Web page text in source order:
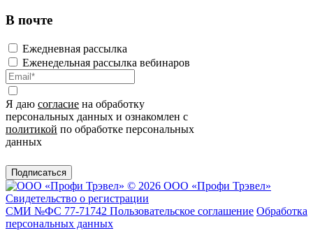
В почте
Ежедневная рассылка
Еженедельная рассылка вебинаров
Я даю согласие на обработку
персональных данных и ознакомлен с
политикой по обработке персональных
данных
Подписаться
© 2026 ООО «Профи Трэвeл»
Свидетельство о регистрации
СМИ №ФС 77-71742 Пользовательское соглашение Обработка
персональных данных